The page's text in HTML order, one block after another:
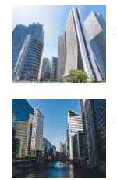
f, 'Gwindow',
'width=550,
height=450,
menubar=no,
toolbar=no,
scrollbars=yes'